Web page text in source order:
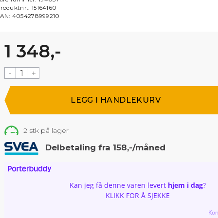
15164160
4054278999210
1 348,-
- +
2stk på lager
Delbetaling fra 158,-/måned
Kan jeg få denne varen levert hjem i dag?
KLIKK FOR Å SJEKKE